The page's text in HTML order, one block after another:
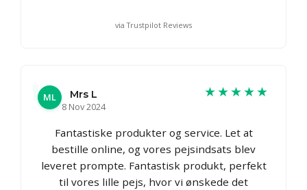
via Trustpilot Reviews
ML
Mrs L
8 Nov 2024
★★★★★
Fantastiske produkter og service. Let at
bestille online, og vores pejsindsats blev
leveret prompte. Fantastisk produkt, perfekt
til vores lille pejs, hvor vi ønskede det